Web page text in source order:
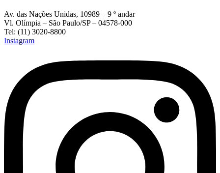
Av. das Nações Unidas, 10989 – 9 º andar
Vl. Olímpia – São Paulo/SP – 04578-000
Tel: (11) 3020-8800
Instagram